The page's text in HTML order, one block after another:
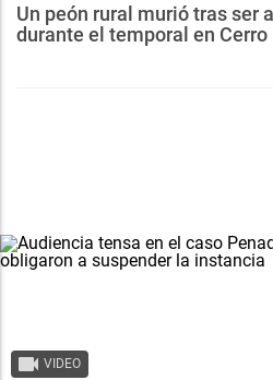
Un peón rural murió tras ser
durante el temporal en Cerro
VIDEO